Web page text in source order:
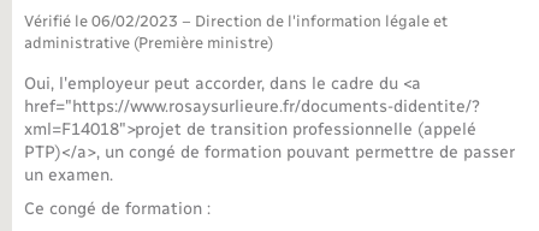
Nouvel habitant
Nouvelle activité
Numérique
Vérifié le 06/02/2023 – Direction de l'information légale et
administrative (Première ministre)
Oui, l'employeur peut accorder, dans le cadre du <a
href="https://www.rosaysurlieure.fr/documents-didentite/?
xml=F14018">projet de transition professionnelle (appelé
PTP)</a>, un congé de formation pouvant permettre de passer
un examen.
Ce congé de formation :